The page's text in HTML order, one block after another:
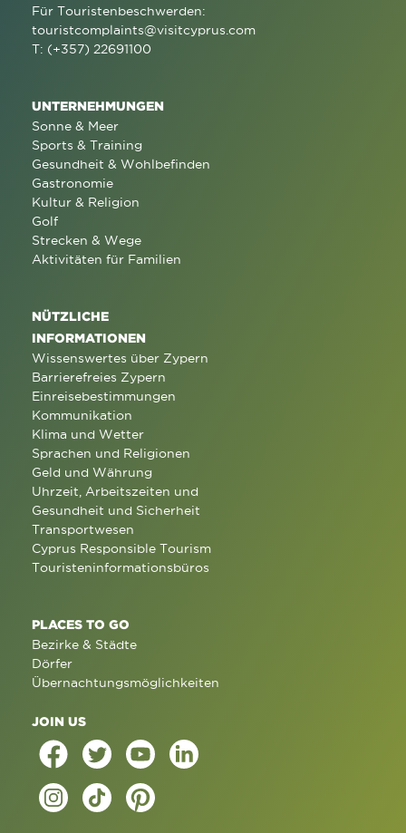
Für Touristenbeschwerden:
touristcomplaints@visitcyprus.com
T: (+357) 22691100
UNTERNEHMUNGEN
Sonne & Meer
Sports & Training
Gesundheit & Wohlbefinden
Gastronomie
Kultur & Religion
Golf
Strecken & Wege
Aktivitäten für Familien
NÜTZLICHE
INFORMATIONEN
Wissenswertes über Zypern
Barrierefreies Zypern
Einreisebestimmungen
Kommunikation
Klima und Wetter
Sprachen und Religionen
Geld und Währung
Uhrzeit, Arbeitszeiten und
Gesundheit und Sicherheit
Transportwesen
Cyprus Responsible Tourism
Touristeninformationsbüros
PLACES TO GO
Bezirke & Städte
Dörfer
Übernachtungsmöglichkeiten
JOIN US